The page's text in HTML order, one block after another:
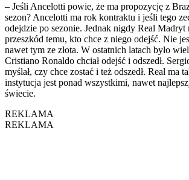
– Jeśli Ancelotti powie, że ma propozycję z
sezon? Ancelotti ma rok kontraktu i jeśli tego
odejdzie po sezonie. Jednak nigdy Real Madryt
przeszkód temu, kto chce z niego odejść. Nie
nawet tym ze złota. W ostatnich latach było
Cristiano Ronaldo chciał odejść i odszedł.
myślał, czy chce zostać i też odszedł. Real ma
instytucja jest ponad wszystkimi, nawet
świecie.
REKLAMA
REKLAMA